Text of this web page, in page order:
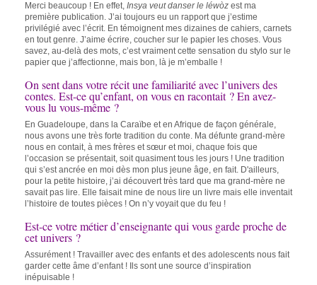
Merci beaucoup ! En effet, Insya veut danser le léwòz est ma
première publication. J’ai toujours eu un rapport que j’estime
privilégié avec l’écrit. En témoignent mes dizaines de cahiers, carnets
en tout genre. J’aime écrire, coucher sur le papier les choses. Vous
savez, au-delà des mots, c’est vraiment cette sensation du stylo sur le
papier que j’affectionne, mais bon, là je m’emballe !
On sent dans votre récit une familiarité avec l’univers des
contes. Est-ce qu’enfant, on vous en racontait ? En avez-
vous lu vous-même ?
En Guadeloupe, dans la Caraïbe et en Afrique de façon générale,
nous avons une très forte tradition du conte. Ma défunte grand-mère
nous en contait, à mes frères et sœur et moi, chaque fois que
l’occasion se présentait, soit quasiment tous les jours ! Une tradition
qui s’est ancrée en moi dès mon plus jeune âge, en fait. D'ailleurs,
pour la petite histoire, j’ai découvert très tard que ma grand-mère ne
savait pas lire. Elle faisait mine de nous lire un livre mais elle inventait
l’histoire de toutes pièces ! On n’y voyait que du feu !
Est-ce votre métier d’enseignante qui vous garde proche de
cet univers ?
Assurément ! Travailler avec des enfants et des adolescents nous fait
garder cette âme d’enfant ! Ils sont une source d’inspiration
inépuisable !